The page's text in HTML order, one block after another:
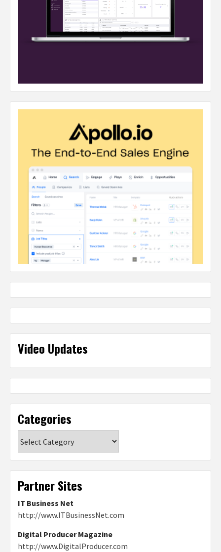
Video Updates
Categories
Partner Sites
IT Business Net
http://www.ITBusinessNet.com
Digital Producer Magazine
http://www.DigitalProducer.com